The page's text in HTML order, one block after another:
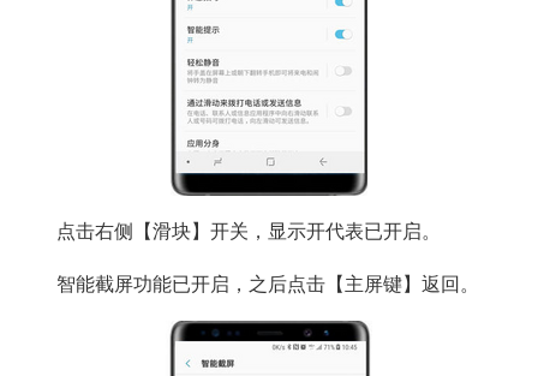
点击右侧【滑块】开关，显示开代表已开启。
智能截屏功能已开启，之后点击【主屏键】返回。